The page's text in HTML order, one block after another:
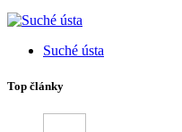
Suché ústa
Top články